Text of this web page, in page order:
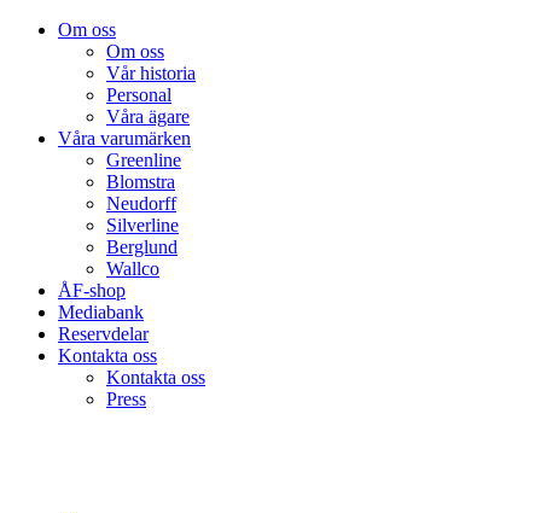
Om oss
Om oss
Vår historia
Personal
Våra ägare
Våra varumärken
Greenline
Blomstra
Neudorff
Silverline
Berglund
Wallco
ÅF-shop
Mediabank
Reservdelar
Kontakta oss
Kontakta oss
Press